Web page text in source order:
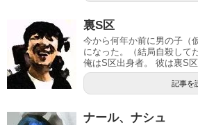
裏S区
今から何年か前に男の子（
になった。（結局自殺して
俺はS区出身者。 彼は裏S
記事を
ナール、ナシュ